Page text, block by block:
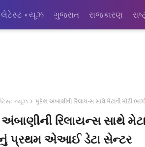
લેટેસ્ટ ન્યૂઝ ગુજરાત રાજકારણ
ન્યૂઝ › મુકેશ અંબાણીની રિલાયન્સ સાથે મેટાની મોટી
રિલાયન્સ સાથે
પ્રથમ એઆઈ ડેટા સેન્ટર